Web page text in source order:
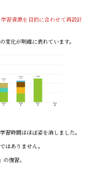
習資源を目的に合わせて再設計
変化が明確に表れています。
習時間はほぼ姿を消しました。
はありません。
復習。